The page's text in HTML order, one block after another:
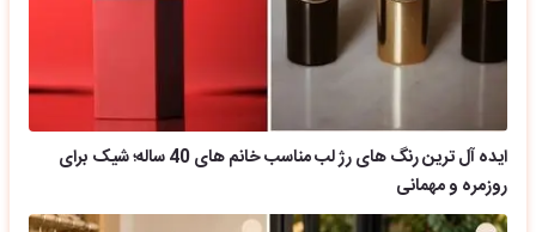
ایده آل ترین رنگ های رژ لب مناسب خانم های 40 ساله؛ شیک برای
روزمره و مهمانی